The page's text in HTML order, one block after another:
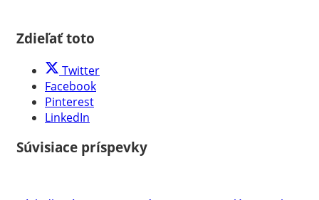
Zdieľať toto
Twitter
Facebook
Pinterest
LinkedIn
Súvisiace príspevky